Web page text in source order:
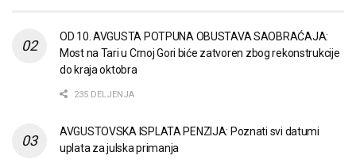
OD 10. AVGUSTA POTPUNA OBUSTAVA SAOBRAĆAJA:
Most na Tari u Crnoj Gori biće zatvoren zbog rekonstrukcije
do kraja oktobra
235 DELJENJA
AVGUSTOVSKA ISPLATA PENZIJA: Poznati svi datumi
uplata za julska primanja